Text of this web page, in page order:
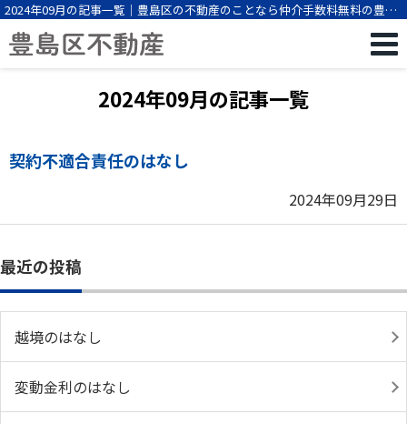
2024年09月の記事一覧｜豊島区の不動産のことなら仲介手数料無料の豊島
区不動産
2024年09月の記事一覧
契約不適合責任のはなし
2024年09月29日
最近の投稿
越境のはなし
変動金利のはなし